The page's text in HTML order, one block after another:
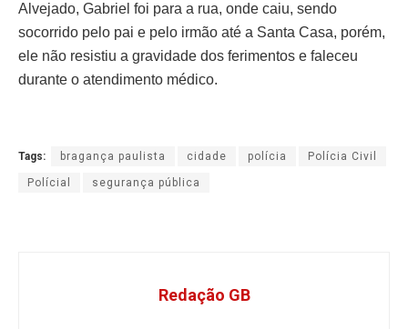
Alvejado, Gabriel foi para a rua, onde caiu, sendo
socorrido pelo pai e pelo irmão até a Santa Casa, porém,
ele não resistiu a gravidade dos ferimentos e faleceu
durante o atendimento médico.
Tags: bragança paulista cidade polícia Polícia Civil
Polícial segurança pública
Redação GB